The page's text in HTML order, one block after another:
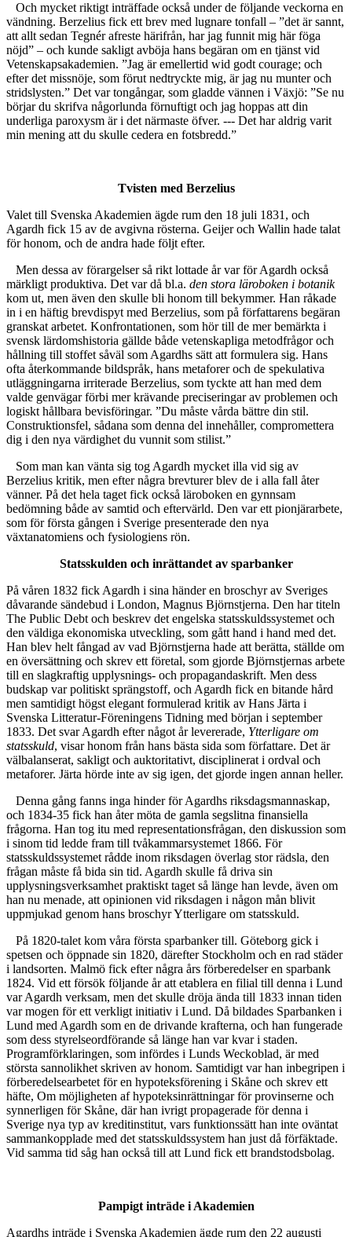
Och mycket riktigt inträffade också under de följande veckorna en
vändning. Berzelius fick ett brev med lugnare tonfall – ”det är sannt,
att allt sedan Tegnér afreste härifrån, har jag funnit mig här föga
nöjd” – och kunde sakligt avböja hans begäran om en tjänst vid
Vetenskapsakademien. ”Jag är emellertid wid godt courage; och
efter det missnöje, som förut nedtryckte mig, är jag nu munter och
stridslysten.” Det var tongångar, som gladde vännen i Växjö: ”Se nu
börjar du skrifva någorlunda förnuftigt och jag hoppas att din
underliga paroxysm är i det närmaste öfver. --- Det har aldrig varit
min mening att du skulle cedera en fotsbredd.”
Tvisten med Berzelius
Valet till Svenska Akademien ägde rum den 18 juli 1831, och
Agardh fick 15 av de avgivna rösterna. Geijer och Wallin hade talat
för honom, och de andra hade följt efter.
Men dessa av förargelser så rikt lottade år var för Agardh också
märkligt produktiva. Det var då bl.a. den stora läroboken i botanik
kom ut, men även den skulle bli honom till bekymmer. Han råkade
in i en häftig brevdispyt med Berzelius, som på författarens begäran
granskat arbetet. Konfrontationen, som hör till de mer bemärkta i
svensk lärdomshistoria gällde både vetenskapliga metodfrågor och
hållning till stoffet såväl som Agardhs sätt att formulera sig. Hans
ofta återkommande bildspråk, hans metaforer och de spekulativa
utläggningarna irriterade Berzelius, som tyckte att han med dem
valde genvägar förbi mer krävande preciseringar av problemen och
logiskt hållbara bevisföringar. ”Du måste vårda bättre din stil.
Construktionsfel, sådana som denna del innehåller, compromettera
dig i den nya värdighet du vunnit som stilist.”
Som man kan vänta sig tog Agardh mycket illa vid sig av
Berzelius kritik, men efter några brevturer blev de i alla fall åter
vänner. På det hela taget fick också läroboken en gynnsam
bedömning både av samtid och eftervärld. Den var ett pionjärarbete,
som för första gången i Sverige presenterade den nya
växtanatomiens och fysiologiens rön.
Statsskulden och inrättandet av sparbanker
På våren 1832 fick Agardh i sina händer en broschyr av Sveriges
dåvarande sändebud i London, Magnus Björnstjerna. Den har titeln
The Public Debt och beskrev det engelska statsskuldssystemet och
den väldiga ekonomiska utveckling, som gått hand i hand med det.
Han blev helt fångad av vad Björnstjerna hade att berätta, ställde om
en översättning och skrev ett företal, som gjorde Björnstjernas arbete
till en slagkraftig upplysnings- och propagandaskrift. Men dess
budskap var politiskt sprängstoff, och Agardh fick en bitande hård
men samtidigt högst elegant formulerad kritik av Hans Järta i
Svenska Litteratur-Föreningens Tidning med början i september
1833. Det svar Agardh efter något år levererade, Ytterligare om
statsskuld, visar honom från hans bästa sida som författare. Det är
välbalanserat, sakligt och auktoritativt, disciplinerat i ordval och
metaforer. Järta hörde inte av sig igen, det gjorde ingen annan heller.
Denna gång fanns inga hinder för Agardhs riksdagsmannaskap,
och 1834-35 fick han åter möta de gamla segslitna finansiella
frågorna. Han tog itu med representationsfrågan, den diskussion som
i sinom tid ledde fram till tvåkammarsystemet 1866. För
statsskuldssystemet rådde inom riksdagen överlag stor rädsla, den
frågan måste få bida sin tid. Agardh skulle få driva sin
upplysningsverksamhet praktiskt taget så länge han levde, även om
han nu menade, att opinionen vid riksdagen i någon mån blivit
uppmjukad genom hans broschyr Ytterligare om statsskuld.
På 1820-talet kom våra första sparbanker till. Göteborg gick i
spetsen och öppnade sin 1820, därefter Stockholm och en rad städer
i landsorten. Malmö fick efter några års förberedelser en sparbank
1824. Vid ett försök följande år att etablera en filial till denna i Lund
var Agardh verksam, men det skulle dröja ända till 1833 innan tiden
var mogen för ett verkligt initiativ i Lund. Då bildades Sparbanken i
Lund med Agardh som en de drivande krafterna, och han fungerade
som dess styrelseordförande så länge han var kvar i staden.
Programförklaringen, som infördes i Lunds Weckoblad, är med
största sannolikhet skriven av honom. Samtidigt var han inbegripen i
förberedelsearbetet för en hypoteksförening i Skåne och skrev ett
häfte, Om möjligheten af hypoteksinrättningar för provinserne och
synnerligen för Skåne, där han ivrigt propagerade för denna i
Sverige nya typ av kreditinstitut, vars funktionssätt han inte oväntat
sammankopplade med det statsskuldssystem han just då förfäktade.
Vid samma tid såg han också till att Lund fick ett brandstodsbolag.
Pampigt inträde i Akademien
Agardhs inträde i Svenska Akademien ägde rum den 22 augusti